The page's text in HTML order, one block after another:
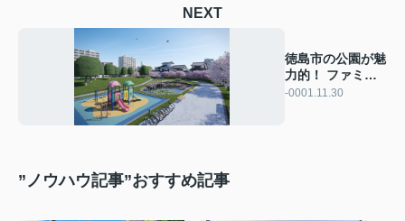
NEXT
徳島市の公園が魅
力的！ ファミリ
ーにおすすめの公
-0001.11.30
”ノウハウ記事”おすすめ記事